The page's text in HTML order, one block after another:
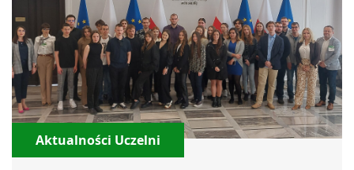
Aktualności Uczelni